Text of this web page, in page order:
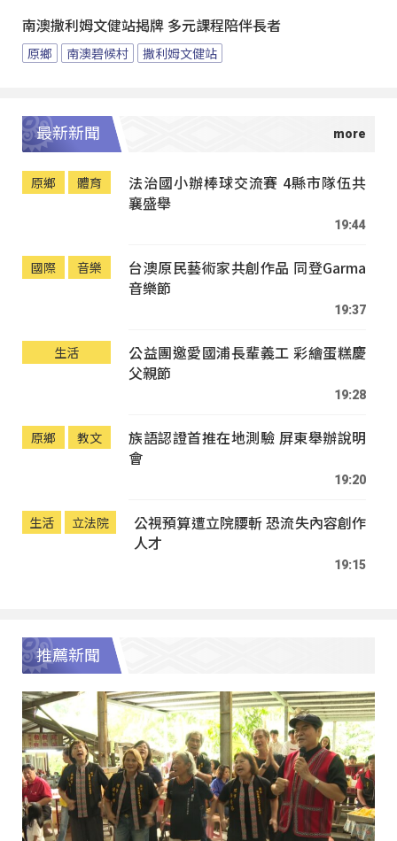
南澳撒利姆文健站揭牌 多元課程陪伴長者
原鄉 南澳碧候村 撒利姆文健站
最新新聞
原鄉 體育
法治國小辦棒球交流賽 4縣市隊伍共
襄盛舉
19:44
國際 音樂
台澳原民藝術家共創作品 同登Garma
音樂節
19:37
生活
公益團邀愛國浦長輩義工 彩繪蛋糕慶
父親節
19:28
原鄉 教文
族語認證首推在地測驗 屏東舉辦說明
會
19:20
生活 立法院
公視預算遭立院腰斬 恐流失內容創作
人才
19:15
推薦新聞